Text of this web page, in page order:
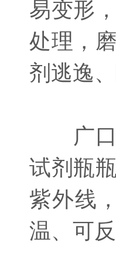
易变形
处理，
剂逃逸
广口
试剂瓶
紫外线
温、可